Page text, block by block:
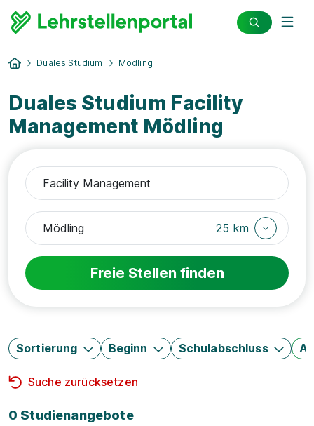
Duales Studium Mödling
Duales Studium Facility
Management Mödling
25 km
Freie Stellen finden
Sortierung Beginn Schulabschluss
Suche zurücksetzen
0 Studienangebote